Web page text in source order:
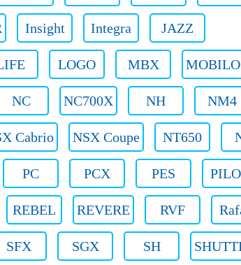
Insight Integra JAZZ
LOGO MBX MOBILO
NC NC700X NH NM4
Cabrio NSX Coupe NT650
PC PCX PES
REBEL REVERE RVF
SFX SGX SH